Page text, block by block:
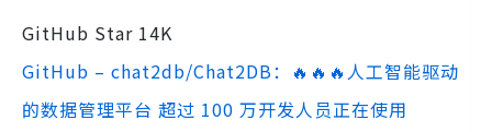
GitHub Star 14K
GitHub – chat2db/Chat2DB：🔥🔥🔥人工智能驱动
的数据管理平台 超过 100 万开发人员正在使用